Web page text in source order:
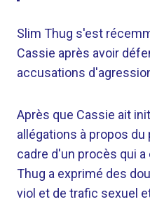
Slim Thug s'est
Cassie après avoir
accusations
Après que Cassie ait
allégations à propos du
cadre d'un procès qui
Thug a exprimé des
viol et de trafic sexuel